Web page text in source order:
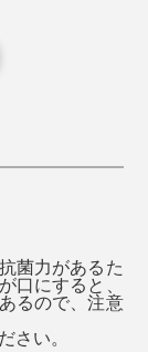
会）発行の証
ます。
ーツに持つジ
ドバック。
かしさを覚え
MGOの数値
は食べたくな
いでした。
菌力があるた
口にすると、
るので、注意
い。